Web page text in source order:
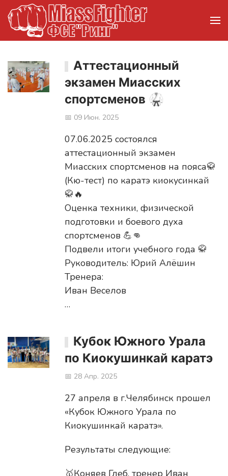
Аттестационный
экзамен Миасских
спортсменов 🥋
📅 09 Июн. 2025
07.06.2025 состоялся
аттестационный экзамен
Миасских спортсменов на пояса🥋
(Кю-тест) по каратэ киокусинкай
🥋🔥
Оценка техники, физической
подготовки и боевого духа
спортсменов 💪👊
Подвели итоги учебного года 🥋
Руководитель: Юрий Алёшин
Тренера:
Иван Веселов
…
Кубок Южного Урала
по Киокушинкай каратэ
📅 28 Апр. 2025
27 апреля в г.Челябинск прошел
«Кубок Южного Урала по
Киокушинкай каратэ».
Результаты следующие:
🥇Коняев Глеб, тренер Иван